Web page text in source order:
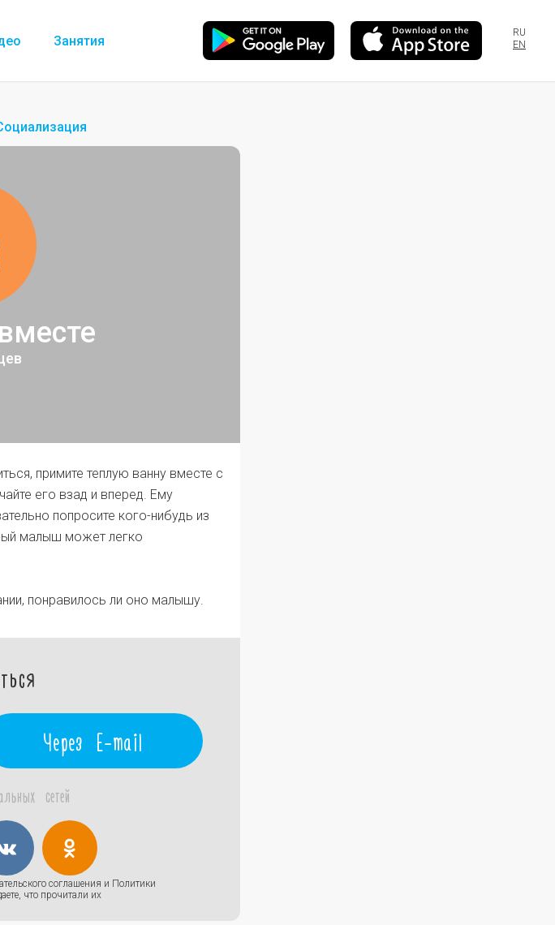
Занятия
RU
EN
примите теплую ванну вместе с
его взад и вперед. Ему
попросите кого-нибудь из
малыш может легко
понравилось ли оно малышу.
Через E-mail
сетей
соглашения и Политики
что прочитали их